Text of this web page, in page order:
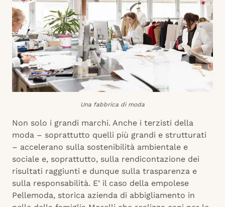
Una fabbrica di moda
Non solo i grandi marchi. Anche i terzisti della
moda – soprattutto quelli più grandi e strutturati
– accelerano sulla sostenibilità ambientale e
sociale e, soprattutto, sulla rendicontazione dei
risultati raggiunti e dunque sulla trasparenza e
sulla responsabilità. E’ il caso della empolese
Pellemoda, storica azienda di abbigliamento in